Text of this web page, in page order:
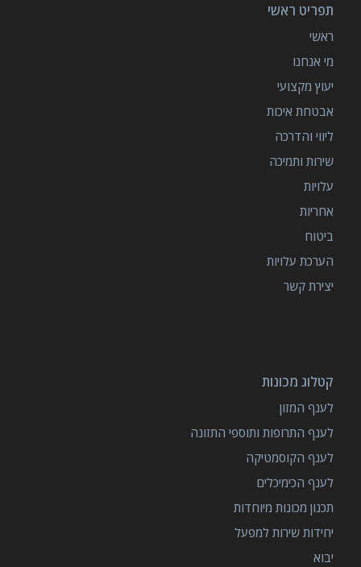
תפריט ראשי
ראשי
מי אנחנו
יעוץ מקצועי
אבטחת איכות
ליווי והדרכה
שירות ותמיכה
עלויות
אחריות
ביטוח
הערכת עלויות
יצירת קשר
קטלוג מכונות
לענף המזון
לענף התרופות ותוספי התזונה
לענף הקוסמטיקה
לענף הכימיכלים
תכנון מכונות מיוחדות
יחידות שירות למפעל
יבוא